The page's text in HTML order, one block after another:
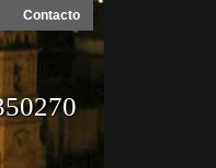
Contacto